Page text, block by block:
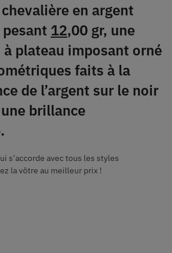
en argent
12,00 gr, une
à plateau imposant orné
faits à la
de l’argent sur le noir
brillance
s’accorde avec tous les styles
la vôtre au meilleur prix !